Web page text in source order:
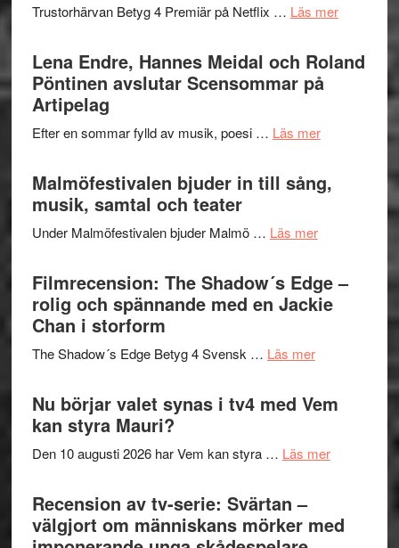
–
Delvis
bortom
terräng
Trustorhärvan Betyg 4 Premiär på Netflix … Läs merom
–
Lena Endre, Hannes Meidal och Roland
Pöntinen avslutar Scensommar på
Artipelag
Efter en sommar fylld av musik, poesi … Läs merom
Hannes
Pöntinen
avslutar
Malmöfestivalen bjuder in till sång,
musik, samtal och teater
Under Malmöfestivalen bjuder Malmö … Läs merom
in
till
och
Filmrecension: The Shadow´s Edge –
rolig och spännande med en Jackie
Chan i storform
The Shadow´s Edge Betyg 4 Svensk … Läs merom
Shadow
Edge
och
Nu börjar valet synas i tv4 med Vem
kan styra Mauri?
Den 10 augusti 2026 har Vem kan styra … Läs merom
valet
synas
Recension av tv-serie: Svärtan –
välgjort om människans mörker med